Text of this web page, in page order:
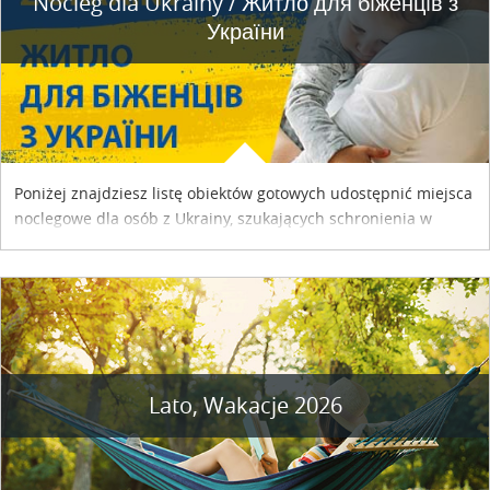
України
Poniżej znajdziesz listę obiektów gotowych udostępnić miejsca
noclegowe dla osób z Ukrainy, szukających schronienia w
Lato, Wakacje 2026